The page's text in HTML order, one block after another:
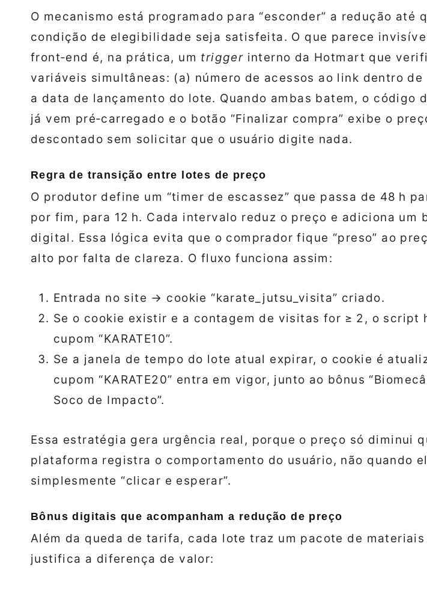
O mecanismo está programado para “esconder” a redução até
condição de elegibilidade seja satisfeita. O que parece
front‑end é, na prática, um trigger interno da Hotmart que
variáveis simultâneas: (a) número de acessos ao link dentro de
a data de lançamento do lote. Quando ambas batem, o código
já vem pré‑carregado e o botão “Finalizar compra” exibe o
descontado sem solicitar que o usuário digite nada.
Regra de transição entre lotes de preço
O produtor define um “timer de escassez” que passa de 48 h
por fim, para 12 h. Cada intervalo reduz o preço e adiciona um
digital. Essa lógica evita que o comprador fique “preso” ao
alto por falta de clareza. O fluxo funciona assim:
Entrada no site → cookie “karate_jutsu_visita” criado.
Se o cookie existir e a contagem de visitas for ≥ 2, o script
cupom “KARATE10”.
Se a janela de tempo do lote atual expirar, o cookie é
cupom “KARATE20” entra em vigor, junto ao bônus
Soco de Impacto”.
Essa estratégia gera urgência real, porque o preço só diminui
plataforma registra o comportamento do usuário, não quando
simplesmente “clicar e esperar”.
Bônus digitais que acompanham a redução de preço
Além da queda de tarifa, cada lote traz um pacote de materiais
justifica a diferença de valor: